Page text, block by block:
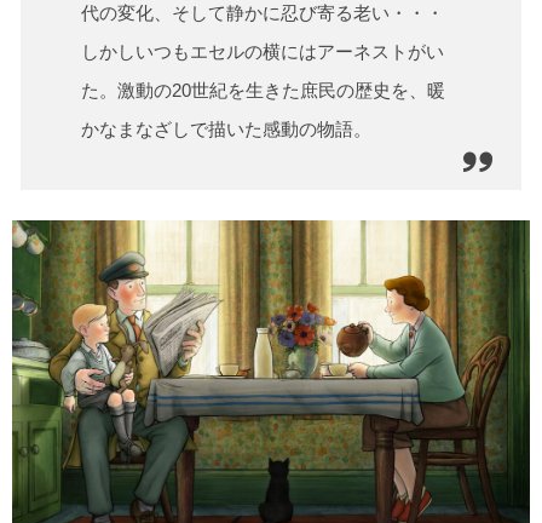
代の変化、そして静かに忍び寄る老い・・・
しかしいつもエセルの横にはアーネストがい
た。激動の20世紀を生きた庶民の歴史を、暖
かなまなざしで描いた感動の物語。